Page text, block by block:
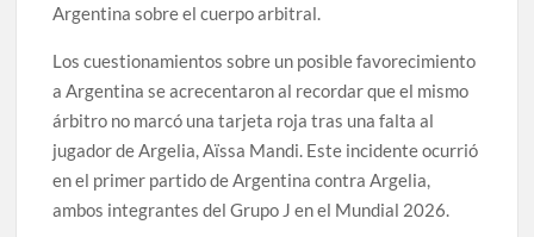
Argentina sobre el cuerpo arbitral.
Los cuestionamientos sobre un posible favorecimiento
a Argentina se acrecentaron al recordar que el mismo
árbitro no marcó una tarjeta roja tras una falta al
jugador de Argelia, Aïssa Mandi. Este incidente ocurrió
en el primer partido de Argentina contra Argelia,
ambos integrantes del Grupo J en el Mundial 2026.